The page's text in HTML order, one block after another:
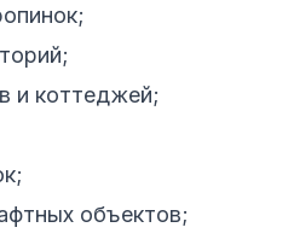
и коттеджей;
объектов;